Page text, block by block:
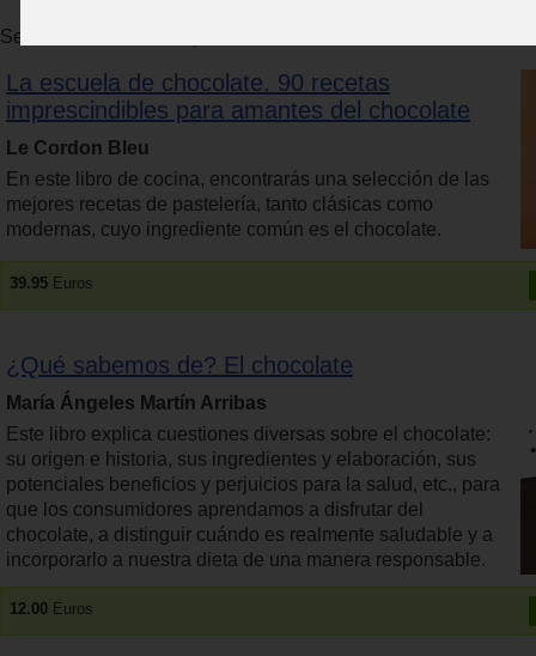
Se han encontrado 13 productos. Se muestran resultados del
La escuela de chocolate. 90 recetas
imprescindibles para amantes del chocolate
Le Cordon Bleu
En este libro de cocina, encontrarás una selección de las
mejores recetas de pastelería, tanto clásicas como
modernas, cuyo ingrediente común es el chocolate.
39.95 Euros
¿Qué sabemos de? El chocolate
María Ángeles Martín Arribas
Este libro explica cuestiones diversas sobre el chocolate:
su origen e historia, sus ingredientes y elaboración, sus
potenciales beneficios y perjuicios para la salud, etc., para
que los consumidores aprendamos a disfrutar del
chocolate, a distinguir cuándo es realmente saludable y a
incorporarlo a nuestra dieta de una manera responsable.
12.00 Euros